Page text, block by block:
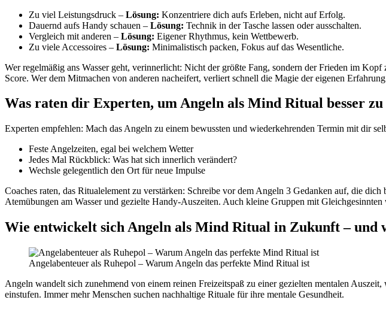
Zu viel Leistungsdruck – Lösung: Konzentriere dich aufs Erleben, nicht auf Erfolg.
Dauernd aufs Handy schauen – Lösung: Technik in der Tasche lassen oder ausschalten.
Vergleich mit anderen – Lösung: Eigener Rhythmus, kein Wettbewerb.
Zu viele Accessoires – Lösung: Minimalistisch packen, Fokus auf das Wesentliche.
Wer regelmäßig ans Wasser geht, verinnerlicht: Nicht der größte Fang, sondern der Frieden im
Score. Wer dem Mitmachen von anderen nacheifert, verliert schnell die Magie der eigenen
Was raten dir Experten, um Angeln als Mind Ritual besser zu
Experten empfehlen: Mach das Angeln zu einem bewussten und wiederkehrenden Termin mit dir
Feste Angelzeiten, egal bei welchem Wetter
Jedes Mal Rückblick: Was hat sich innerlich verändert?
Wechsle gelegentlich den Ort für neue Impulse
Coaches raten, das Ritualelement zu verstärken: Schreibe vor dem Angeln 3 Gedanken auf, die
Atemübungen am Wasser und gezielte Handy-Auszeiten. Auch kleine Gruppen mit
Wie entwickelt sich Angeln als Mind Ritual in Zukunft – und
Angelabenteuer als Ruhepol – Warum Angeln das perfekte Mind Ritual ist
Angeln wandelt sich zunehmend von einem reinen Freizeitspaß zu einer gezielten mentalen
einstufen. Immer mehr Menschen suchen nachhaltige Rituale für ihre mentale Gesundheit.